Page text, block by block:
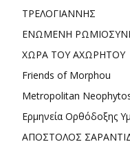
ΤΡΕΛΟΓΙΑΝΝΗΣ
ΕΝΩΜΕΝΗ
ΧΩΡΑ ΤΟΥ ΑΧΩΡΗΤΟΥ
Friends of Morphou
Metropolitan
Ερμηνεία Ορθόδοξης
ΑΠΟΣΤΟΛΟΣ